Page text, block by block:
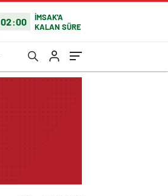
02:00
İMSAK'A
KALAN SÜRE